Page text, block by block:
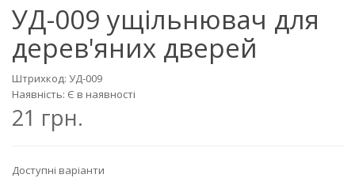
УД-009 ущільнювач для
дерев'яних дверей
Штрихкод: УД-009
Наявність: Є в наявності
21 грн.
Доступні варіанти